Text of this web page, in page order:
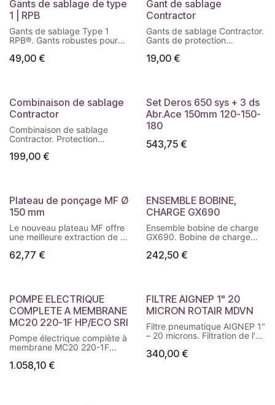
SYSTÈME D'EXTINCTION DE
FLAMMES SEMI-
AUTOMATIQUE, équipé de :
Chariot mobile à grandes
roues pneumatiques.
Connexion rapide.
Tuyaux de 9 m + tuyaux
l'armoire électrique.
Réservoir en acier
inoxydable.
Pistolet d'application de
dispositif d'allumage
tailles/types.
4.0 ÉQUIPEMENT : panneau
électronique d'interconnexion
et modem, pyromètre de
câble de connexion de 9 m.
Gants de sablage de type
1 | RPB
Gants de sablage Type 1
RPB®. Gants robustes pour
une excellente résistance à
49,00 €
Gant de sablage
Contractor
Gants de sablage Contractor.
Gants de protection
sablage, offrant résistance à
19,00€
Combinaison de sablage
Contractor
Combinaison de sablage
Contractor. Protection
rebonds d’abrasifs, résistante
199,00 €
Set Deros 650 sys + 3 ds
Abr.Ace 150mm 120-150-
180
543,75€
Plateau de ponçage MF Ø
150 mm
Le nouveau plateau MF offre
une meilleure extraction de la
disques Galaxy Multifit, en
62,77 €
ENSEMBLE BOBINE,
CHARGE GX690
Ensemble bobine de charge
GX690. Bobine de charge
GX690, assurant la recharge
242,50€
POMPE ELECTRIQUE
COMPLETE A MEMBRANE
MC20 220-1F HP/ECO SRI
Pompe électrique complète à
membrane MC20 220-1F
pompage monophasé avec
1.058,10 €
FILTRE AIGNEP 1" 20
MICRON ROTAIR MDVN
Filtre pneumatique AIGNEP 1"
– 20 microns. Filtration de l’air
compresseurs et réseaux
340,00€